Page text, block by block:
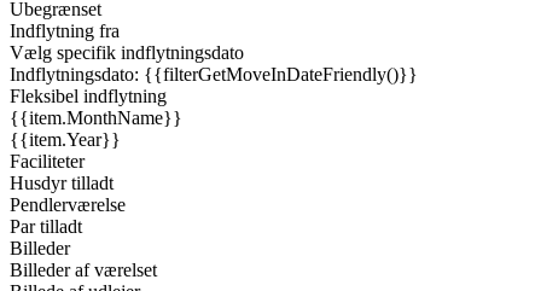
Ubegrænset
Indflytning fra
Vælg specifik indflytningsdato
Indflytningsdato: {{filterGetMoveInDateFriendly()}}
Fleksibel indflytning
{{item.MonthName}}
{{item.Year}}
Faciliteter
Husdyr tilladt
Pendlerværelse
Par tilladt
Billeder
Billeder af værelset